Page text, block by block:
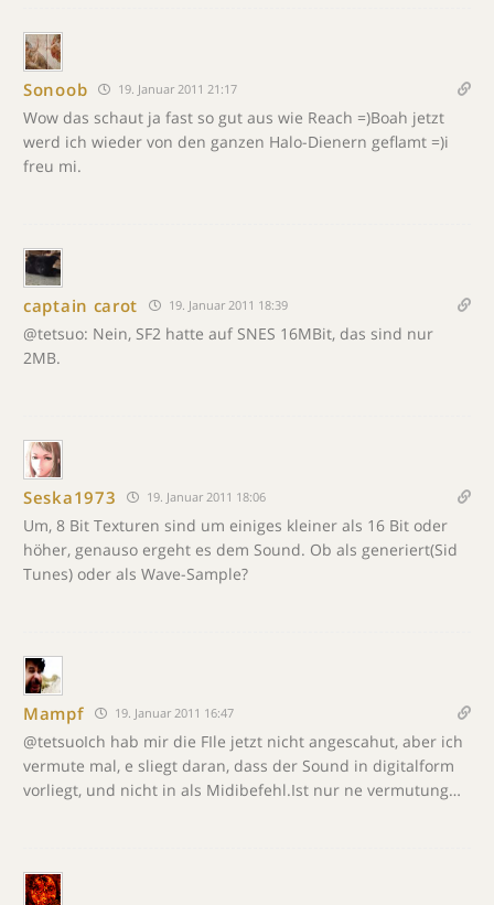
Sonoob 19. Januar 2011 21:17
Wow das schaut ja fast so gut aus wie Reach =)Boah jetzt
werd ich wieder von den ganzen Halo-Dienern geflamt =)i
freu mi.
captain carot 19. Januar 2011 18:39
@tetsuo: Nein, SF2 hatte auf SNES 16MBit, das sind nur
2MB.
Seska1973 19. Januar 2011 18:06
Um, 8 Bit Texturen sind um einiges kleiner als 16 Bit oder
höher, genauso ergeht es dem Sound. Ob als generiert(Sid
Tunes) oder als Wave-Sample?
Mampf 19. Januar 2011 16:47
@tetsuoIch hab mir die FIle jetzt nicht angescahut, aber ich
vermute mal, e sliegt daran, dass der Sound in digitalform
vorliegt, und nicht in als Midibefehl.Ist nur ne vermutung…